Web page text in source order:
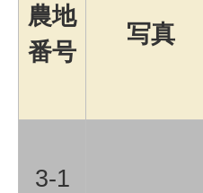
農地
番号
写真
3-1